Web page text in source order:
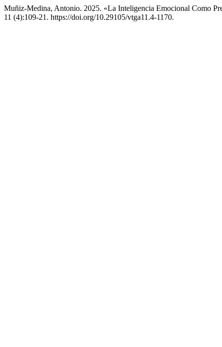
Muñiz-Medina, Antonio. 2025. «La Inteligencia Emocional Como
11 (4):109-21. https://doi.org/10.29105/vtga11.4-1170.